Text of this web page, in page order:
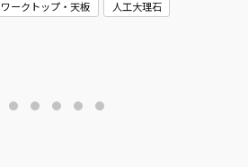
ワークトップ・天板
人工大理石